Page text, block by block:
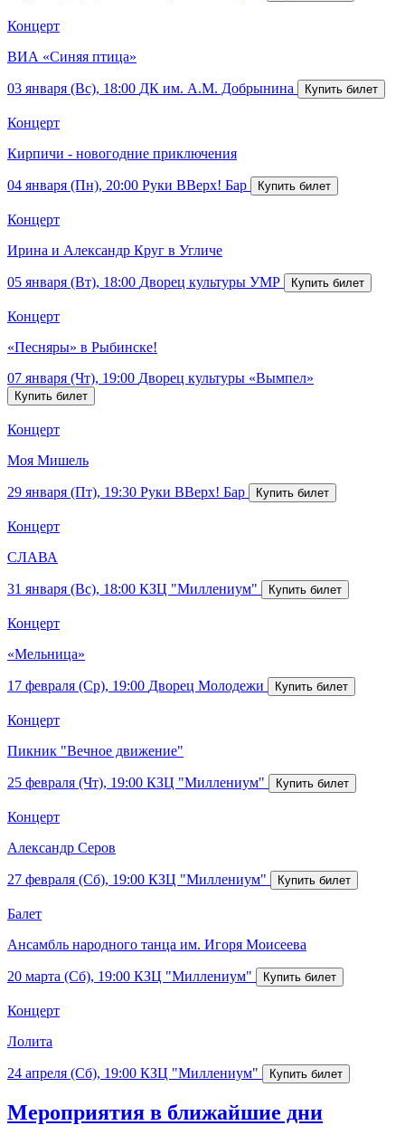
Концерт
ВИА «Синяя птица»
03 января (Вс), 18:00 ДК им. А.М. Добрынина
Концерт
Кирпичи - новогодние приключения
04 января (Пн), 20:00 Руки ВВерх! Бар
Концерт
Ирина и Александр Круг в Угличе
05 января (Вт), 18:00 Дворец культуры УМР
Концерт
«Песняры» в Рыбинске!
07 января (Чт), 19:00 Дворец культуры «Вымпел»
Концерт
Моя Мишель
29 января (Пт), 19:30 Руки ВВерх! Бар
Концерт
СЛАВА
31 января (Вс), 18:00 КЗЦ "Миллениум"
Концерт
«Мельница»
17 февраля (Ср), 19:00 Дворец Молодежи
Концерт
Пикник "Вечное движение"
25 февраля (Чт), 19:00 КЗЦ "Миллениум"
Концерт
Александр Серов
27 февраля (Сб), 19:00 КЗЦ "Миллениум"
Балет
Ансамбль народного танца им. Игоря Моисеева
20 марта (Сб), 19:00 КЗЦ "Миллениум"
Концерт
Лолита
24 апреля (Сб), 19:00 КЗЦ "Миллениум"
Мероприятия в ближайшие дни